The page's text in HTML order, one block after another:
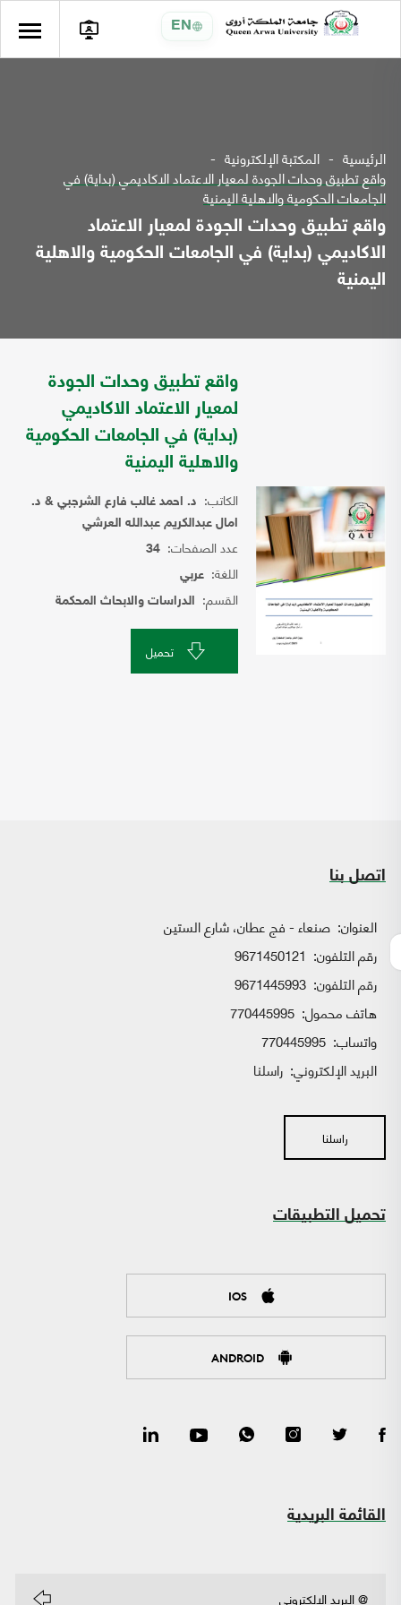
EN
الرئيسية المكتبة الإلكترونية
واقع تطبيق وحدات الجودة لمعيار الاعتماد الاكاديمي (بداية) في
الجامعات الحكومية والاهلية اليمنية
واقع تطبيق وحدات الجودة لمعيار الاعتماد
الاكاديمي (بداية) في الجامعات الحكومية والاهلية
اليمنية
واقع تطبيق وحدات الجودة
لمعيار الاعتماد الاكاديمي
(بداية) في الجامعات الحكومية
والاهلية اليمنية
الكاتب: د. احمد غالب فارع الشرجبي & د.
امال عبدالكريم عبدالله العرشي
عدد الصفحات: 34
اللغة: عربي
القسم: الدراسات والابحاث المحكمة
تحميل
اتصل بنا
العنوان: صنعاء - فج عطان، شارع الستين
رقم التلفون: 9671450121
رقم التلفون: 9671445993
هاتف محمول: 770445995
واتساب:
البريد الإلكتروني: راسلنا
راسلنا
تحميل التطبيقات
IOS
ANDROID
القائمة البريدية